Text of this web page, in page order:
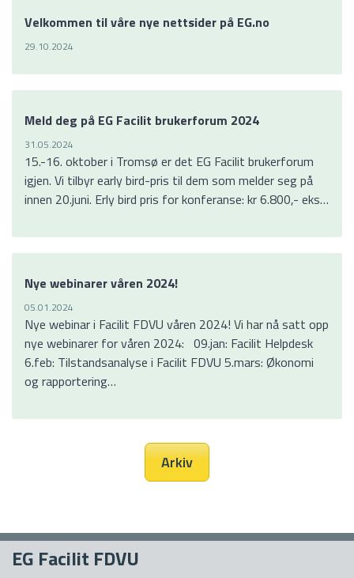
Velkommen til våre nye nettsider på EG.no
29.10.2024
Meld deg på EG Facilit brukerforum 2024
31.05.2024
15.-16. oktober i Tromsø er det EG Facilit brukerforum
igjen. Vi tilbyr early bird-pris til dem som melder seg på
innen 20.juni. Erly bird pris for konferanse: kr 6.800,- eks…
Nye webinarer våren 2024!
05.01.2024
Nye webinar i Facilit FDVU våren 2024! Vi har nå satt opp
nye webinarer for våren 2024: 09.jan: Facilit Helpdesk
6.feb: Tilstandsanalyse i Facilit FDVU 5.mars: Økonomi
og rapportering…
Arkiv
EG Facilit FDVU